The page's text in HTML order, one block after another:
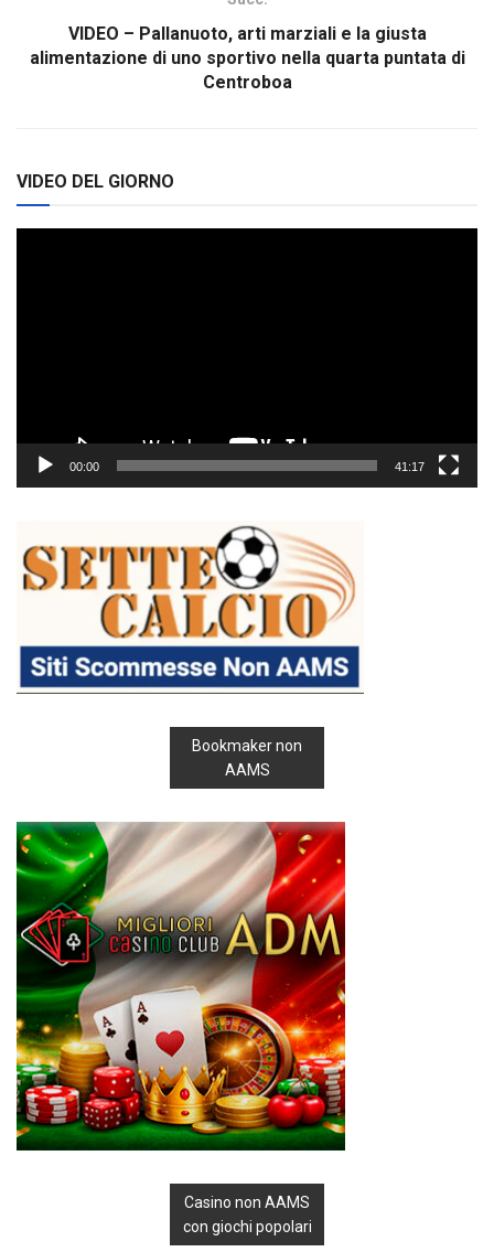
VIDEO – Pallanuoto, arti marziali e la giusta
alimentazione di uno sportivo nella quarta puntata di
Centroboa
VIDEO DEL GIORNO
00:00 41:17
Bookmaker non
AAMS
Casino non AAMS
con giochi popolari